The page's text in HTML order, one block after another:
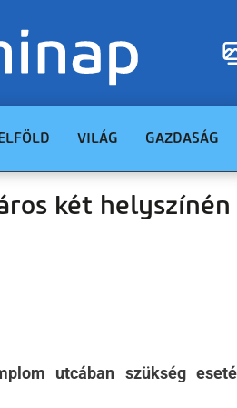
VILÁG GAZDASÁG
két
utcában szükség